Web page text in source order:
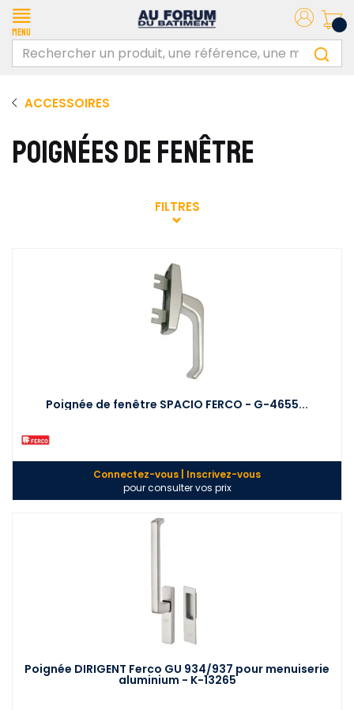
Menu
ACCESSOIRES
POIGNÉES DE FENÊTRE
FILTRES
Poignée de fenêtre SPACIO FERCO - G-4655...
Connectez-vous | Inscrivez-vous
pour consulter vos prix
Poignée DIRIGENT Ferco GU 934/937 pour menuiserie
aluminium - K-13265